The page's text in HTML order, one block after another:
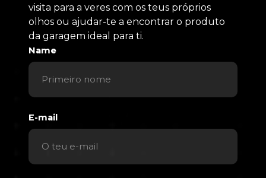
visita para a veres com os teus próprios
olhos ou ajudar-te a encontrar o produto
da garagem ideal para ti.
Name
E-mail